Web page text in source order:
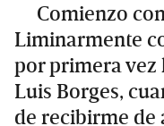
Comienzo
Liminarmente
por primera vez
Luis Borges,
de recibirme de